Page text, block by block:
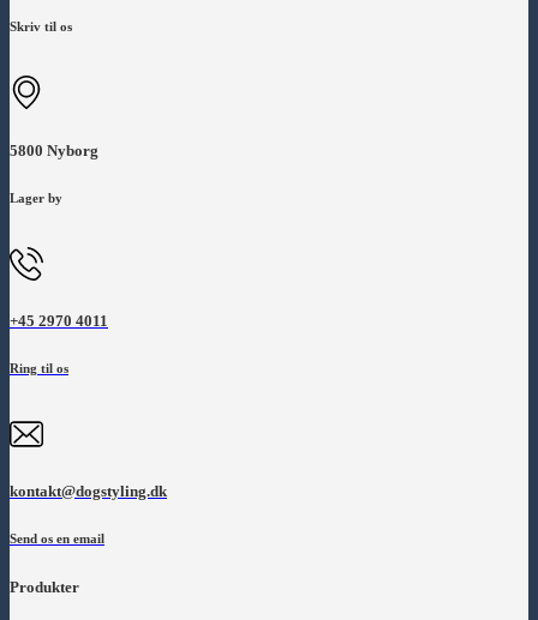
Skriv til os
5800 Nyborg
Lager by
+45 2970 4011
Ring til os
kontakt@dogstyling.dk
Send os en email
Produkter